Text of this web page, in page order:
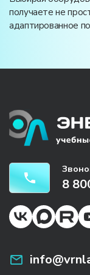
получаете не
адаптированное
8